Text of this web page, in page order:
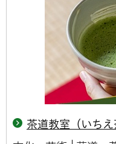
茶道教室（いちえ